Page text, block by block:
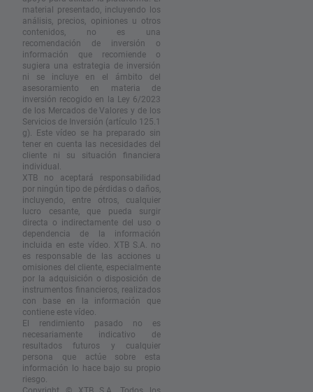
material presentado, incluyendo los
análisis, precios, opiniones u otros
contenidos, no es una
recomendación de inversión o
información que recomiende o
sugiera una estrategia de inversión
ni se incluye en el ámbito del
asesoramiento en materia de
inversión recogido en la Ley 6/2023
de los Mercados de Valores y de los
Servicios de Inversión (artículo 125.1
g). Este vídeo se ha preparado sin
tener en cuenta las necesidades del
cliente ni su situación financiera
individual.
XTB no aceptará responsabilidad
por ningún tipo de pérdidas o daños,
incluyendo, entre otros, cualquier
lucro cesante, que pueda surgir
directa o indirectamente del uso o
dependencia de la información
incluida en este vídeo. XTB S.A. no
es responsable de las acciones u
omisiones del cliente, especialmente
por la adquisición o disposición de
instrumentos financieros, realizados
con base en la información que
contiene este vídeo.
El rendimiento pasado no es
necesariamente indicativo de
resultados futuros y cualquier
persona que actúe sobre esta
información lo hace bajo su propio
riesgo.